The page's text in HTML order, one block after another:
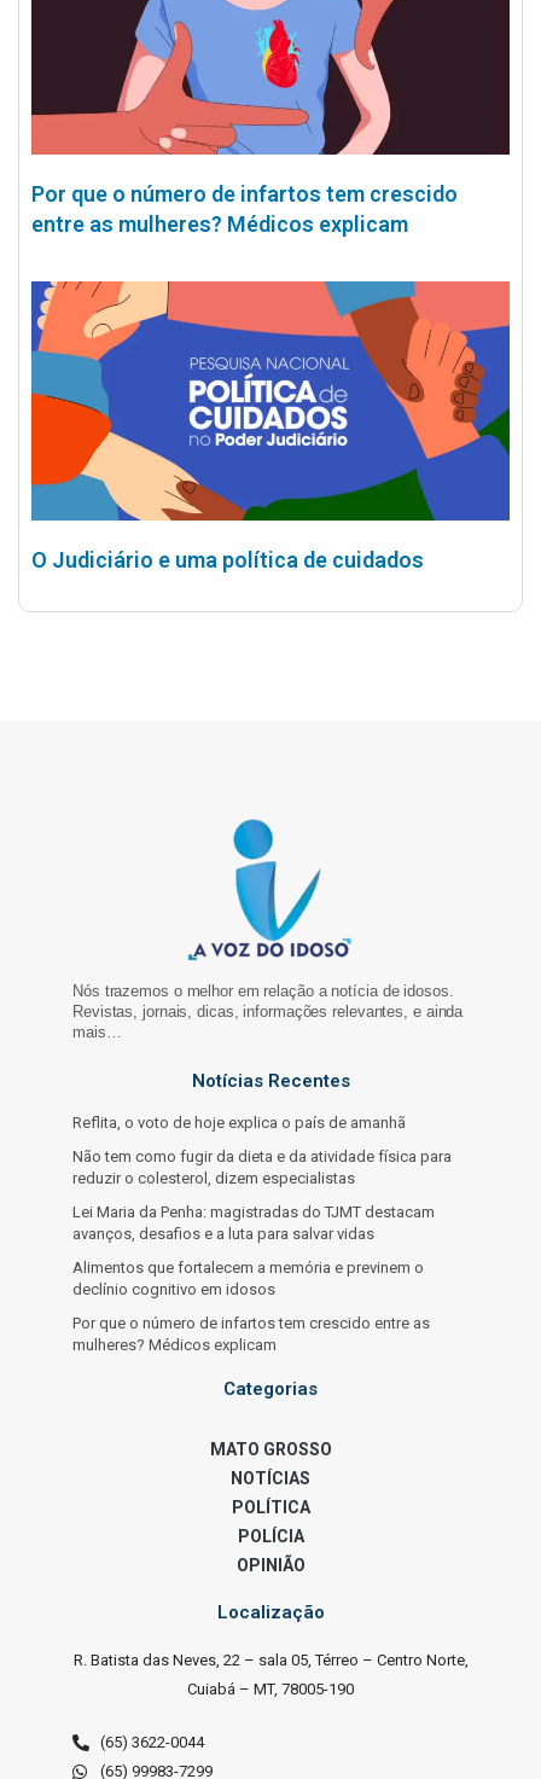
Por que o número de infartos tem crescido
entre as mulheres? Médicos explicam
O Judiciário e uma política de cuidados
Nós trazemos o melhor em relação a notícia de idosos.
Revistas, jornais, dicas, informações relevantes, e ainda
mais…
Notícias Recentes
Reflita, o voto de hoje explica o país de amanhã
Não tem como fugir da dieta e da atividade física para
reduzir o colesterol, dizem especialistas
Lei Maria da Penha: magistradas do TJMT destacam
avanços, desafios e a luta para salvar vidas
Alimentos que fortalecem a memória e previnem o
declínio cognitivo em idosos
Por que o número de infartos tem crescido entre as
mulheres? Médicos explicam
Categorias
MATO GROSSO
NOTÍCIAS
POLÍTICA
POLÍCIA
OPINIÃO
Localização
R. Batista das Neves, 22 – sala 05, Térreo – Centro Norte,
Cuiabá – MT, 78005-190
(65) 3622-0044
(65) 99983-7299